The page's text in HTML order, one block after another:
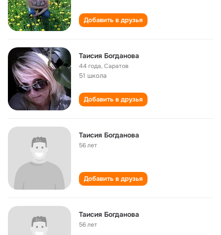
Добавить в друзья
Таисия Богданова
44 года,Саратов
51 школа
Добавить в друзья
Таисия Богданова
56 лет
Добавить в друзья
Таисия Богданова
56 лет